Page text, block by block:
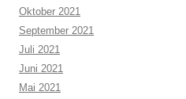
Oktober 2021
September 2021
Juli 2021
Juni 2021
Mai 2021